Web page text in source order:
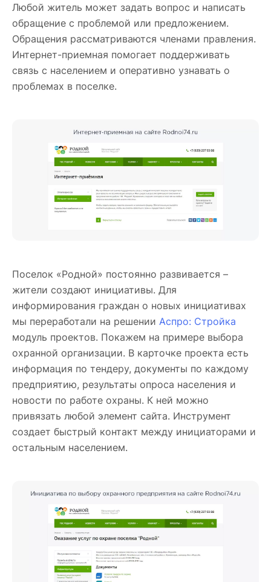
Любой житель может задать вопрос и написать
обращение с проблемой или предложением.
Обращения рассматриваются членами правления.
Интернет-приемная помогает поддерживать
связь с населением и оперативно узнавать о
проблемах в поселке.
Поселок «Родной» постоянно развивается –
жители создают инициативы. Для
информирования граждан о новых инициативах
мы переработали на решении Аспро: Стройка
модуль проектов. Покажем на примере выбора
охранной организации. В карточке проекта есть
информация по тендеру, документы по каждому
предприятию, результаты опроса населения и
новости по работе охраны. К ней можно
привязать любой элемент сайта. Инструмент
создает быстрый контакт между инициаторами и
остальным населением.